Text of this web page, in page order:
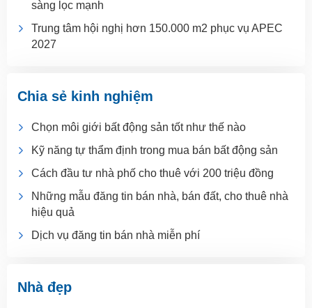
sàng lọc mạnh
Trung tâm hội nghị hơn 150.000 m2 phục vụ APEC
2027
Chia sẻ kinh nghiệm
Chọn môi giới bất động sản tốt như thế nào
Kỹ năng tự thẩm định trong mua bán bất động sản
Cách đầu tư nhà phố cho thuê với 200 triệu đồng
Những mẫu đăng tin bán nhà, bán đất, cho thuê nhà
hiệu quả
Dịch vụ đăng tin bán nhà miễn phí
Nhà đẹp